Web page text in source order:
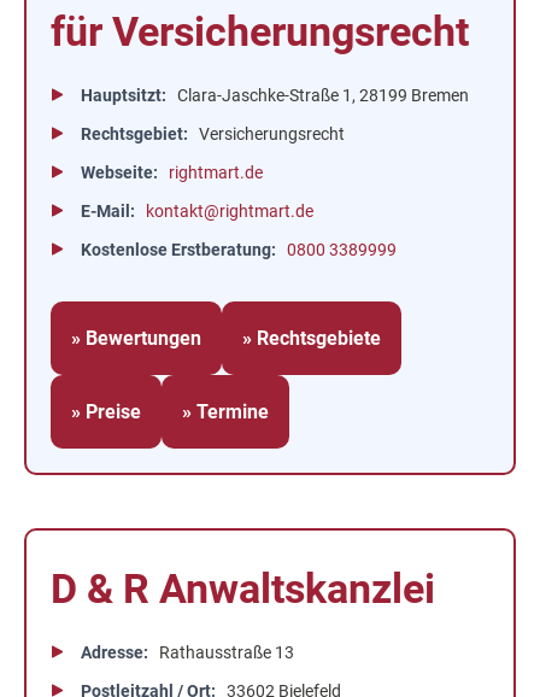
für Versicherungsrecht
Hauptsitzt
Clara-Jaschke-Straße 1, 28199 Bremen
Rechtsgebiet
Versicherungsrecht
Webseite
rightmart.de
E-Mail
kontakt@rightmart.de
Kostenlose Erstberatung
0800 3389999
» Bewertungen » Rechtsgebiete
» Preise » Termine
D & R Anwaltskanzlei
Adresse
Rathausstraße 13
Postleitzahl / Ort
33602 Bielefeld